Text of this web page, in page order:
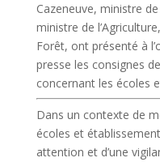
Cazeneuve, ministre
ministre de
Forêt, ont présenté à
presse les consignes
concernant les écoles
Dans un contexte de
écoles et
attention et d’une